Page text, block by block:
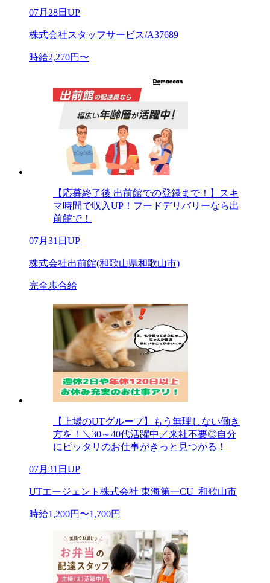
07月28日UP
株式会社スタッフサービス/A37689
時給2,270円〜
【応募終了後 出前館での登録まで！】スキ
マ時間で収入UP！フードデリバリーなら出
前館で！
07月31日UP
株式会社出前館(和歌山県和歌山市)
完全歩合給
【上場のUTグループ】もう無理しない働き
方を！＼30～40代活躍中／来社不要◎自分
にピッタリのお仕事がきっと見つかる！
07月31日UP
UTエージェント株式会社 東海第一CU_和歌山市
時給1,200円〜1,700円